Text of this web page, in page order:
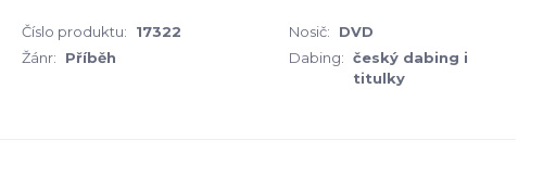
Číslo produktu: 17322 Nosič:
DVD
Žánr:
Příběh Dabing: český dabing i
titulky